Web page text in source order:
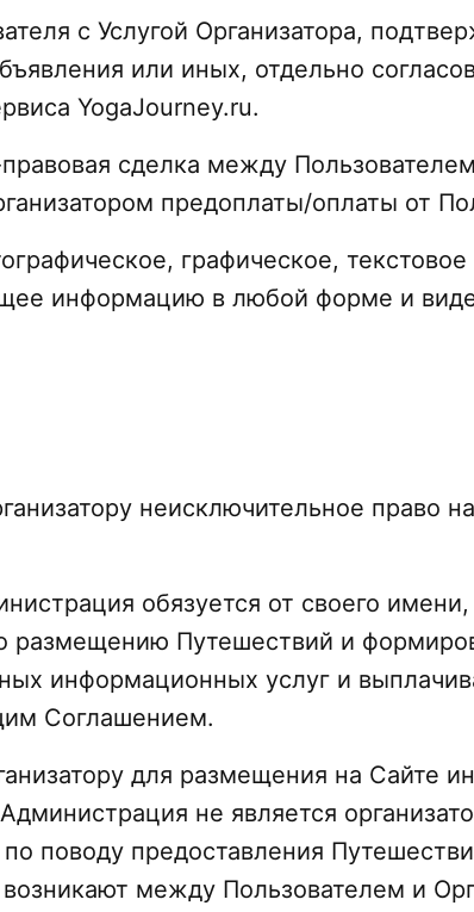
с Услугой Организатора,
или иных, отдельно
YogaJourney.ru.
сделка между
предоплаты/оплаты от
графическое,
информацию в любой форме и
неисключительное право
обязуется от своего имени,
размещению Путешествий и
информационных услуг и
Соглашением.
для размещения на Сайте
не является
по поводу предоставления
между Пользователем и